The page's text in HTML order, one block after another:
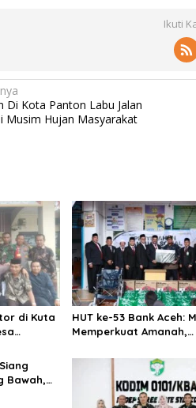
Ikuti
Di Kota Panton Labu Jalan
Musim Hujan Masyarakat
di Kuta
HUT ke-53 Bank Aceh:
Memperkuat Amanah,
Aceh
Bawah,